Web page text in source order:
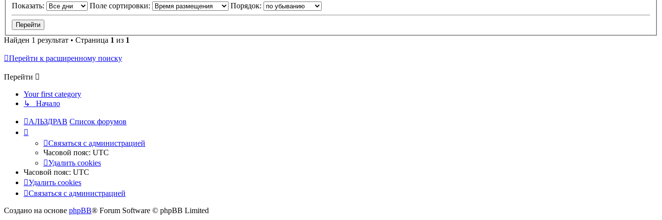
Показать: Поле сортировки: Порядок:
Найден 1 результат • Страница 1 из 1
Перейти к расширенному поиску
Перейти
Your first category
↳ Начало
АЛЬЗДРАВ Список форумов
Связаться с администрацией
Часовой пояс: UTC
Удалить cookies
Часовой пояс: UTC
Удалить cookies
Связаться с администрацией
Создано на основе phpBB® Forum Software © phpBB Limited